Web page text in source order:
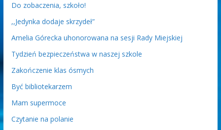
Do zobaczenia, szkoło!
,,Jedynka dodaje skrzydeł”
Amelia Górecka uhonorowana na sesji Rady Miejskiej
Tydzień bezpieczeństwa w naszej szkole
Zakończenie klas ósmych
Być bibliotekarzem
Mam supermoce
Czytanie na polanie